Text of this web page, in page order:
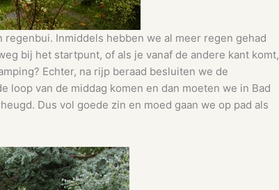
Inmiddels hebben we al meer regen gehad
bij het startpunt, of als je vanaf de andere kant komt,
Echter, na rijp beraad besluiten we de
van de middag komen en dan moeten we in Bad
Dus vol goede zin en moed gaan we op pad als